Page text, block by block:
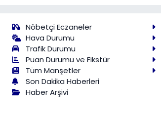
Nöbetçi Eczaneler
Hava Durumu
Trafik Durumu
Puan Durumu ve Fikstür
Tüm Manşetler
Son Dakika Haberleri
Haber Arşivi